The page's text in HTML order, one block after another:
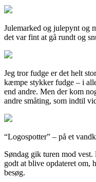
Julemarked og julepynt og
det var fint at gå rundt og
Jeg tror fudge er det helt
kæmpe stykker fudge – i
end andre. Men der kom
andre småting, som indtil
“Logospotter” – på et
Søndag gik turen mod
godt at blive opdateret om,
besøg.